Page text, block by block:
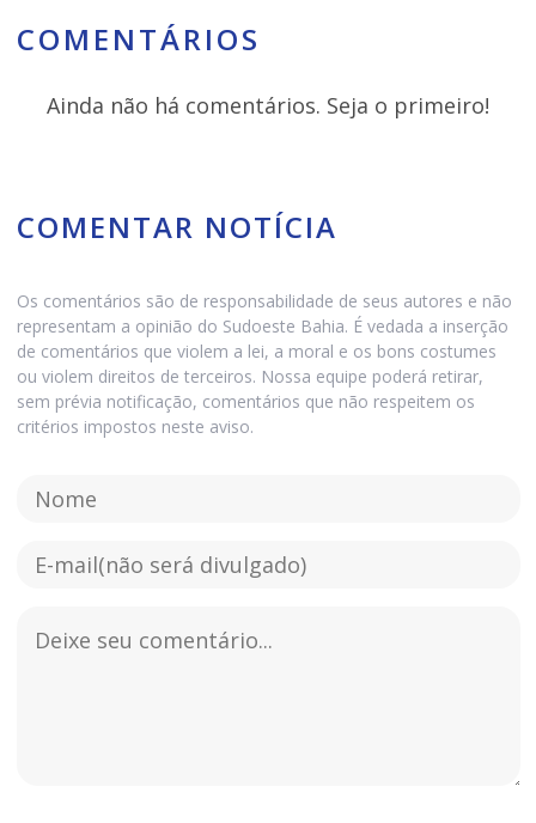
COMENTÁRIOS
Ainda não há comentários. Seja o primeiro!
COMENTAR NOTÍCIA
Os comentários são de responsabilidade de seus autores e não
representam a opinião do Sudoeste Bahia. É vedada a inserção
de comentários que violem a lei, a moral e os bons costumes
ou violem direitos de terceiros. Nossa equipe poderá retirar,
sem prévia notificação, comentários que não respeitem os
critérios impostos neste aviso.